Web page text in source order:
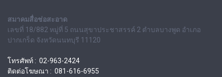
สมาคมสื่อช่อสะอาด
เลขที่ 18/882 หมู่ที่ 5 ถนนสุขาประชาสรรค์ 2 ตำบลบางพูด อำเภอ
ปากเกร็ด จังหวัดนนทบุรี 11120
โทรศัพท์ : 02-963-2424
ติดต่อโฆษณา : 081-616-6955